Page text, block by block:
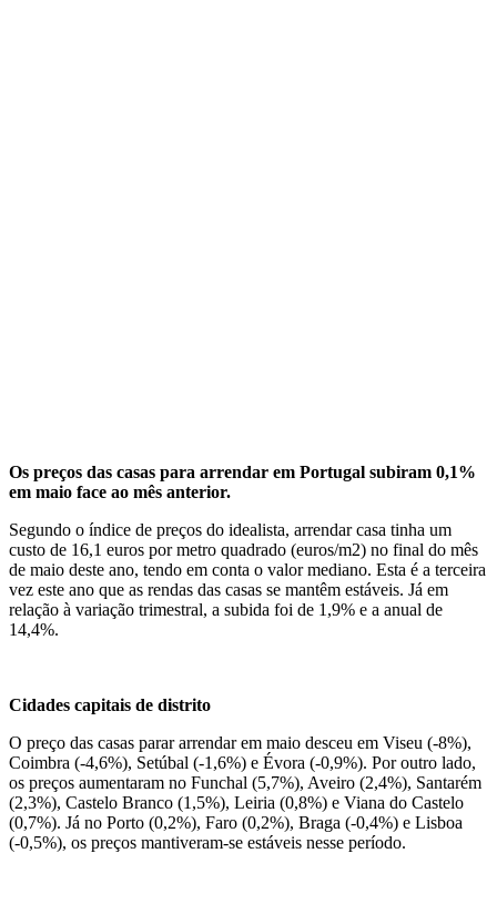
Os preços das casas para arrendar em Portugal subiram 0,1%
em maio face ao mês anterior.
Segundo o índice de preços do idealista, arrendar casa tinha um
custo de 16,1 euros por metro quadrado (euros/m2) no final do mês
de maio deste ano, tendo em conta o valor mediano. Esta é a terceira
vez este ano que as rendas das casas se mantêm estáveis. Já em
relação à variação trimestral, a subida foi de 1,9% e a anual de
14,4%.
Cidades capitais de distrito
O preço das casas parar arrendar em maio desceu em Viseu (-8%),
Coimbra (-4,6%), Setúbal (-1,6%) e Évora (-0,9%). Por outro lado,
os preços aumentaram no Funchal (5,7%), Aveiro (2,4%), Santarém
(2,3%), Castelo Branco (1,5%), Leiria (0,8%) e Viana do Castelo
(0,7%). Já no Porto (0,2%), Faro (0,2%), Braga (-0,4%) e Lisboa
(-0,5%), os preços mantiveram-se estáveis nesse período.